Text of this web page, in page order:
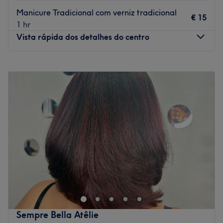
Go to venue
Manicure Tradicional com verniz tradicional
1 hr
€ 15
Vista rápida dos detalhes do centro
08:30
Quarta-feira
08:30
Quinta-feira
08:30
Sexta-feira
08:30–18:30
Sábado
08:30–13:00
Domingo
Fechado
Medana Nails , em Loulé, é o espaço ideal para quem
procura beleza, cuidado e um toque de elegância em
cada detalhe. Aqui, cada cliente é recebida com
atenção personalizada e serviços pensados para
proporcionar uma experiência única, relaxante e
inesquecível. A nossa assinatura?
Sempre Bella Atêlie